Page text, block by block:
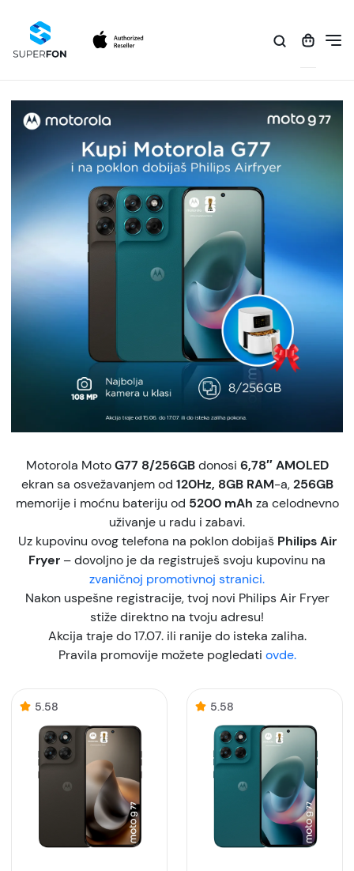
Motorola MotoG77 8/256GBdonosi 6,78″ AMOLED
ekran sa osvežavanjem od 120Hz, 8GB RAM-a,256GB
memorije i moćnu bateriju od 5200 mAh za celodnevno
uživanje u radu i zabavi.
Uz kupovinu ovog telefona na poklon dobijaš Philips Air
Fryer – dovoljno je da registruješ svoju kupovinu na
zvaničnoj promotivnoj stranici.
Nakon uspešne registracije, tvoj novi Philips Air Fryer
stiže direktno na tvoju adresu!
Akcija traje do 17.07. ili ranije do isteka zaliha.
Pravila promovije možete pogledati ovde.
5.58 5.58